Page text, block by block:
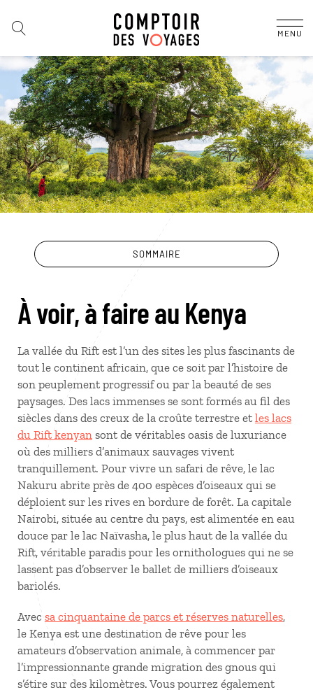
MENU
SOMMAIRE
À voir, à faire au Kenya
La vallée du Rift est l’un des sites les plus fascinants de
tout le continent africain, que ce soit par l’histoire de
son peuplement progressif ou par la beauté de ses
paysages. Des lacs immenses se sont formés au fil des
siècles dans des creux de la croûte terrestre et les lacs
du Rift kenyan sont de véritables oasis de luxuriance
où des milliers d’animaux sauvages vivent
tranquillement. Pour vivre un safari de rêve, le lac
Nakuru abrite près de 400 espèces d’oiseaux qui se
déploient sur les rives en bordure de forêt. La capitale
Nairobi, située au centre du pays, est alimentée en eau
douce par le lac Naïvasha, le plus haut de la vallée du
Rift, véritable paradis pour les ornithologues qui ne se
lassent pas d’observer le ballet de milliers d’oiseaux
bariolés.
Avec sa cinquantaine de parcs et réserves naturelles,
le Kenya est une destination de rêve pour les
amateurs d’observation animale, à commencer par
l’impressionnante grande migration des gnous qui
s’étire sur des kilomètres. Vous pourrez également